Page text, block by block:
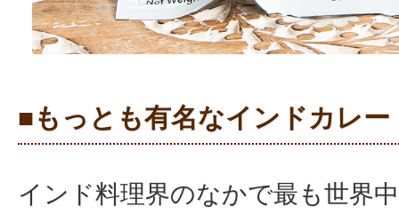
■もっとも有名なインドカレー
インド料理界のなかで最も世界